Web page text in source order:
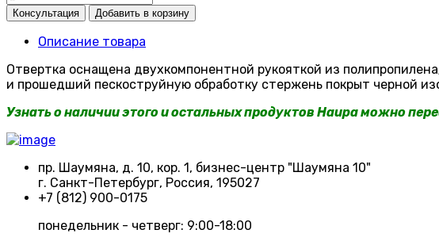
Описание товара
Отвертка оснащена двухкомпонентной рукояткой из
и прошедший пескоструйную обработку стержень покрыт черной
Узнать о наличии этого и остальных продуктов Haupa можно
пр. Шаумяна, д. 10, кор. 1, бизнес-центр "Шаумяна 10"
г. Санкт-Петербург, Россия, 195027
+7 (812) 900-0175
понедельник - четверг: 9:00-18:00